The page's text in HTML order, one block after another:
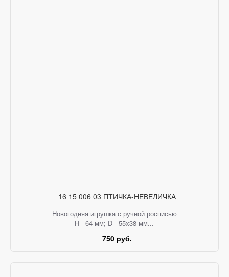
16 15 006 03 ПТИЧКА-НЕВЕЛИЧКА
Новогодняя игрушка с ручной росписью
H - 64 мм; D - 55х38 мм...
750 руб.